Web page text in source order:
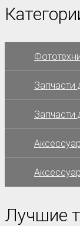
Запчасти
Запчасти
Лучшие